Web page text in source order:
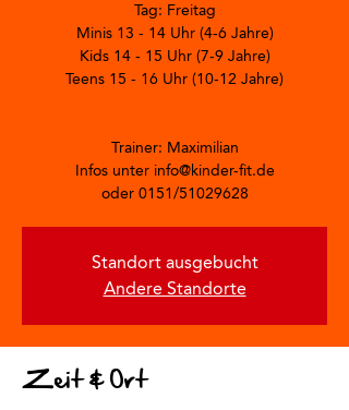
Tag: Freitag
Minis 13 - 14 Uhr (4-6 Jahre)
Kids 14 - 15 Uhr (7-9 Jahre)
Teens 15 - 16 Uhr (10-12 Jahre)
Trainer: Maximilian
Infos unter info@kinder-fit.de
oder 0151/51029628
Standort ausgebucht
Andere Standorte
Zeit & Ort